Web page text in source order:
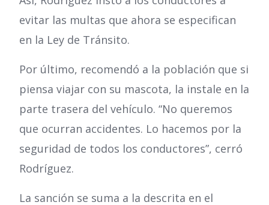
evitar las multas que ahora se especifican
en la Ley de Tránsito.
Por último, recomendó a la población que si
piensa viajar con su mascota, la instale en la
parte trasera del vehículo. “No queremos
que ocurran accidentes. Lo hacemos por la
seguridad de todos los conductores”, cerró
Rodríguez.
La sanción se suma a la descrita en el